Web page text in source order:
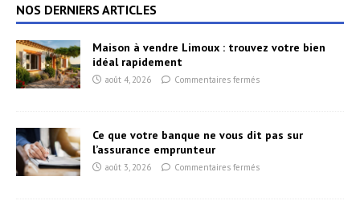
NOS DERNIERS ARTICLES
Maison à vendre Limoux : trouvez votre bien
idéal rapidement
août 4, 2026 Commentaires fermés
Ce que votre banque ne vous dit pas sur
l’assurance emprunteur
août 3, 2026 Commentaires fermés